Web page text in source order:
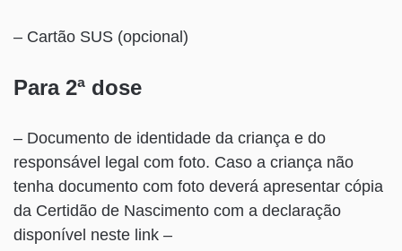
– Cartão SUS (opcional)
Para 2ª dose
– Documento de identidade da criança e do
responsável legal com foto. Caso a criança não
tenha documento com foto deverá apresentar cópia
da Certidão de Nascimento com a declaração
disponível neste link –